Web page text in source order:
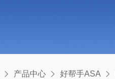
产品中心 好帮手ASA